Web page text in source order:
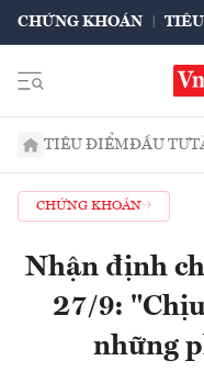
CHỨNG KHOÁN
TIÊU ĐIỂMĐẦU TƯ
CHỨNG KHOÁN
Nhận định
27/9:
những